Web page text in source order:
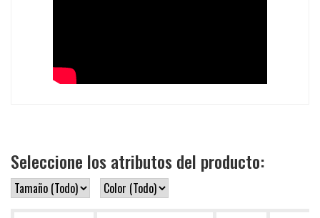
Seleccione los atributos del producto: